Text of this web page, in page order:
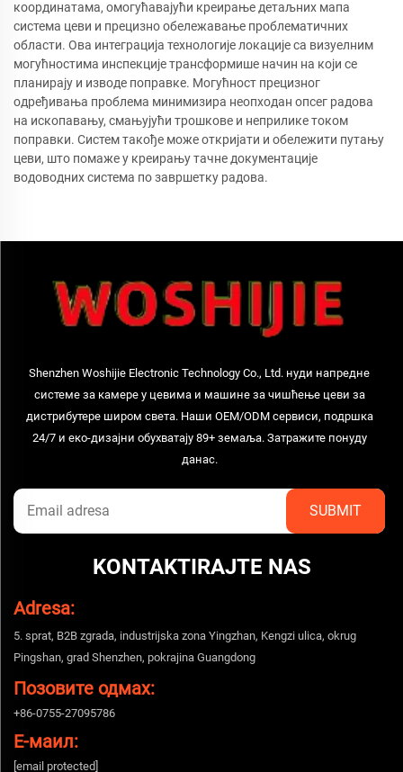
координатама, омогућавајући креирање детаљних мапа
система цеви и прецизно обележавање проблематичних
области. Ова интеграција технологије локације са визуелним
могућностима инспекције трансформише начин на који се
планирају и изводе поправке. Могућност прецизног
одређивања проблема минимизира неопходан опсег радова
на ископавању, смањујући трошкове и неприлике током
поправки. Систем такође може откријати и обележити путању
цеви, што помаже у креирању тачне документације
водоводних система по завршетку радова.
Shenzhen Woshijie Electronic Technology Co., Ltd. нуди напредне
системе за камере у цевима и машине за чишћење цеви за
дистрибутере широм света. Наши OEM/ODM сервиси, подршка
24/7 и еко-дизајни обухватају 89+ земаља. Затражите понуду
данас.
KONTAKTIRAJTE NAS
Adresa:
5. sprat, B2B zgrada, industrijska zona Yingzhan, Kengzi ulica, okrug
Pingshan, grad Shenzhen, pokrajina Guangdong
Позовите одмах:
+86-0755-27095786
Е-маил:
[email protected]